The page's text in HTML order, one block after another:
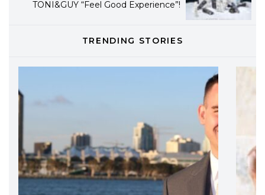
professionali
Davines presenta cofanetti beauty
ogni capello
TRENDING STORIES